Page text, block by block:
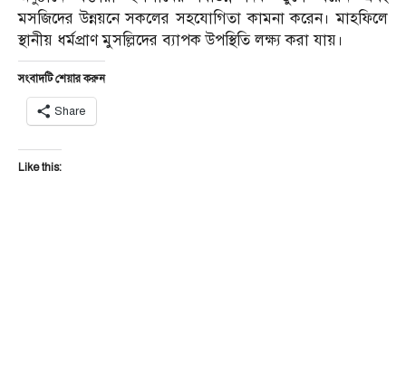
মসজিদের উন্নয়নে সকলের সহযোগিতা কামনা করেন। মাহফিলে
স্থানীয় ধর্মপ্রাণ মুসল্লিদের ব্যাপক উপস্থিতি লক্ষ্য করা যায়।
সংবাদটি শেয়ার করুন
Share
Like this: